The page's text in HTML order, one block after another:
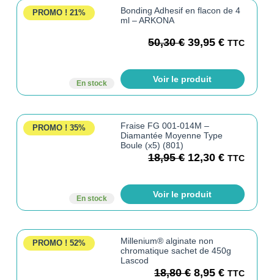
PROMO ! 21%
En stock
Bonding Adhesif en flacon de 4
ml – ARKONA
50,30€ 39,95€ TTC
Voir le produit
PROMO ! 35%
En stock
Fraise FG 001-014M –
Diamantée Moyenne Type
Boule (x5) (801)
18,95€ 12,30€ TTC
Voir le produit
PROMO ! 52%
Millenium® alginate non
chromatique sachet de 450g
Lascod
18,80€ 8,95€ TTC